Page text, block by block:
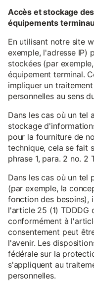
Accès et stockage
équipements
En utilisant notre site
exemple, l'adresse IP)
stockées (par
équipement terminal.
impliquer un
personnelles au sens
Dans les cas où un tel
stockage
pour la fourniture de
technique, cela se fait
phrase 1, para. 2 no. 2
Dans les cas où un tel
(par exemple, la
fonction des besoins),
l'article 25 (1) TDDDG
conformément à
consentement peut
l'avenir. Les
fédérale sur la
s'appliquent au
personnelles.